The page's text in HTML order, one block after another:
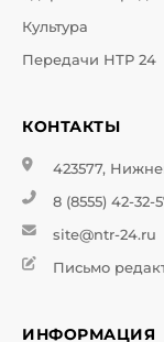
Культура
Передачи НТР 24
КОНТАКТЫ
423577,
8 (8555) 42-32-
site@ntr-24.ru
Письмо
ИНФОРМАЦИЯ